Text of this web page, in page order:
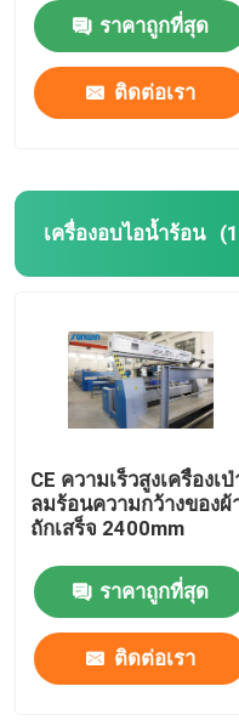
ราคาถูกที่สุด
ติดต่อเรา
เครื่องอบไอน้ำร้อน
CE ความเร็วสูงเครื่องเป่
ลมร้อนความกว้างของผ้
ถักเสร็จ 2400mm
ราคาถูกที่สุด
ติดต่อเรา